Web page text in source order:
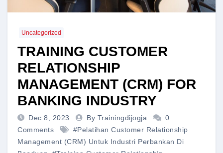
Uncategorized
TRAINING CUSTOMER
RELATIONSHIP
MANAGEMENT (CRM) FOR
BANKING INDUSTRY
Dec 8, 2023 By Trainingdijogja
0
Comments
#pelatihan Customer Relationship
Management (CRM) Untuk Industri Perbankan Di